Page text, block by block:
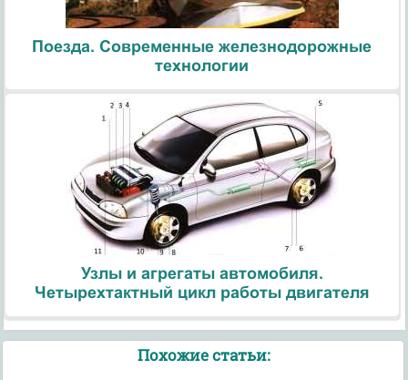
Поезда. Современные железнодорожные
технологии
Узлы и агрегаты автомобиля.
Четырехтактный цикл работы двигателя
Похожие статьи: